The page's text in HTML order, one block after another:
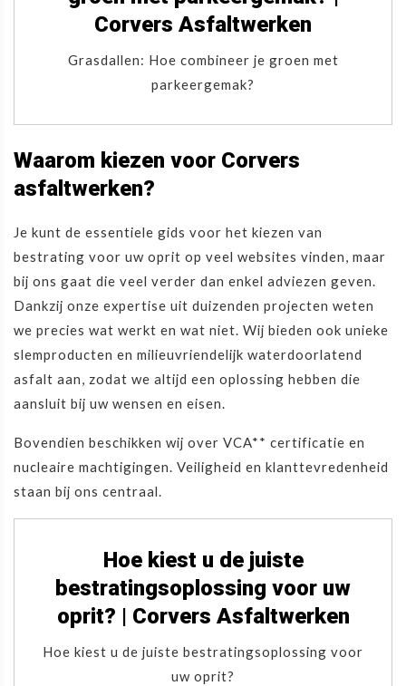
Corvers Asfaltwerken
Grasdallen: Hoe combineer je groen met
parkeergemak?
Waarom kiezen voor Corvers
asfaltwerken?
Je kunt de essentiele gids voor het kiezen van
bestrating voor uw oprit op veel websites vinden, maar
bij ons gaat die veel verder dan enkel adviezen geven.
Dankzij onze expertise uit duizenden projecten weten
we precies wat werkt en wat niet. Wij bieden ook unieke
slemproducten en milieuvriendelijk waterdoorlatend
asfalt aan, zodat we altijd een oplossing hebben die
aansluit bij uw wensen en eisen.
Bovendien beschikken wij over VCA** certificatie en
nucleaire machtigingen. Veiligheid en klanttevredenheid
staan bij ons centraal.
Hoe kiest u de juiste
bestratingsoplossing voor uw
oprit? | Corvers Asfaltwerken
Hoe kiest u de juiste bestratingsoplossing voor
uw oprit?